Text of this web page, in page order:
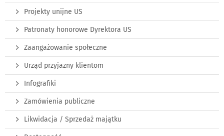
Projekty unijne US
Patronaty honorowe Dyrektora US
Zaangażowanie społeczne
Urząd przyjazny klientom
Infografiki
Zamówienia publiczne
Likwidacja / Sprzedaż majątku